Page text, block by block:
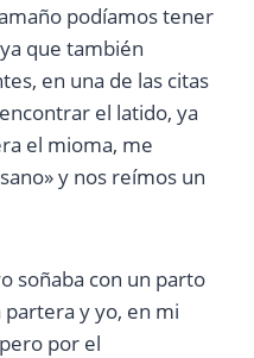
podíamos tener
que también
en una de las citas
el latido, ya
el mioma, me
y nos reímos un
soñaba con un parto
partera y yo, en mi
por el